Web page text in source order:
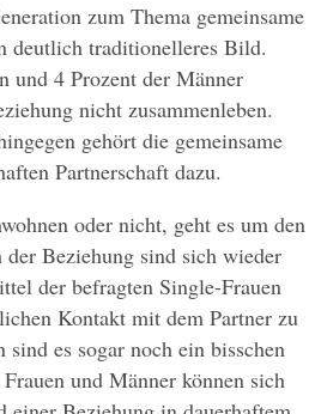
zum Thema gemeinsame
deutlich traditionelleres Bild.
und 4 Prozent der Männer
nicht zusammenleben.
gehört die gemeinsame
Partnerschaft dazu.
oder nicht, geht es um den
Beziehung sind sich wieder
der befragten Single-Frauen
Kontakt mit dem Partner zu
sind es sogar noch ein bisschen
und Männer können sich